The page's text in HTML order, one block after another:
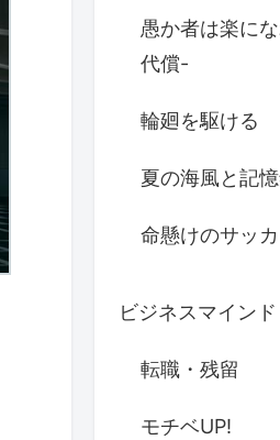
愚か者は楽に
代償-
輪廻を駆ける
夏の海風と記
命懸けのサッ
ビジネスマインド
転職・残留
モチベUP!